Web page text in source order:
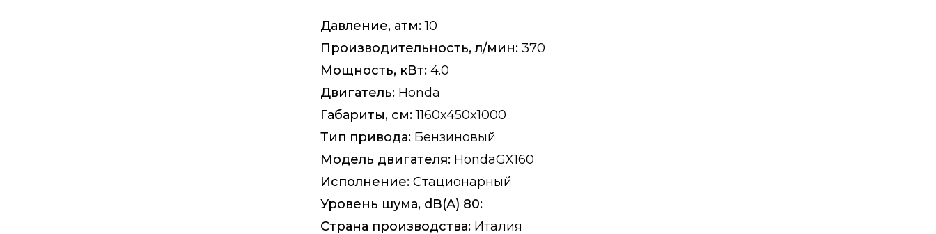
Давление, атм:10
Производительность, л/мин: 370
Мощность, кВт: 4.0
Двигатель: Honda
Габариты, см:1160x450x1000
Тип привода: Бензиновый
Модель двигателя: HondaGX160
Исполнение: Стационарный
Уровень шума, dB(A) 80:
Страна производства: Италия